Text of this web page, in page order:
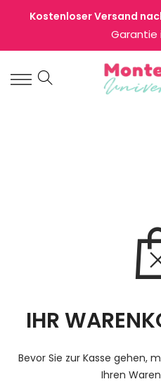
Kostenloser Versand
Garantie
IHR
Bevor Sie zur Kasse gehen,
Ihren